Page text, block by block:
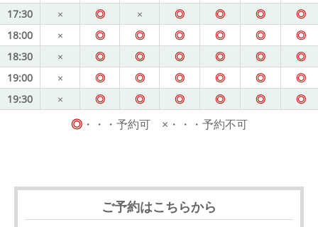
17:30
× ◎ × ◎ ◎ ◎
◎
18:00
× ◎ ◎ ◎ ◎ ◎
◎
18:30
× ◎ ◎ ◎ ◎ ◎
◎
19:00
× ◎ ◎ ◎ ◎ ◎
◎
19:30
× ◎ ◎ ◎ ◎ ◎ ◎
◎・・・予約可 ×・・・予約不可
ご予約はこちらから